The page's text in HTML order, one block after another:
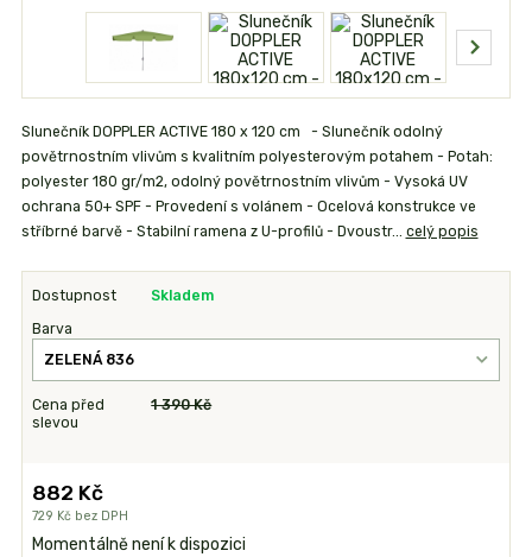
Slunečník DOPPLER ACTIVE 180 x 120 cm - Slunečník odolný
povětrnostním vlivům s kvalitním polyesterovým potahem - Potah:
polyester 180 gr/m2, odolný povětrnostním vlivům - Vysoká UV
ochrana 50+ SPF - Provedení s volánem - Ocelová konstrukce ve
stříbrné barvě - Stabilní ramena z U-profilů - Dvoustr... celý popis
Dostupnost Skladem
Barva
Cena před
slevou
1 390 Kč
882 Kč
729 Kč bez DPH
Momentálně není k dispozici